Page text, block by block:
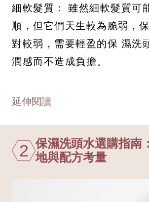
細軟髮質： 雖然細軟髮質可
順，但它們天生較為脆弱，
對較弱，需要輕盈的保 濕洗
潤感而不造成負擔。
延伸閱讀
2 保濕洗頭水選購指南
地與配方考量